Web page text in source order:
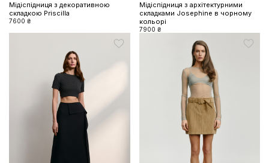
Мідіспідниця з декоративною
складкою Priscilla
7600 ₴
Мідіспідниця з архітектурними
складками Josephine в чорному
кольорі
7900 ₴